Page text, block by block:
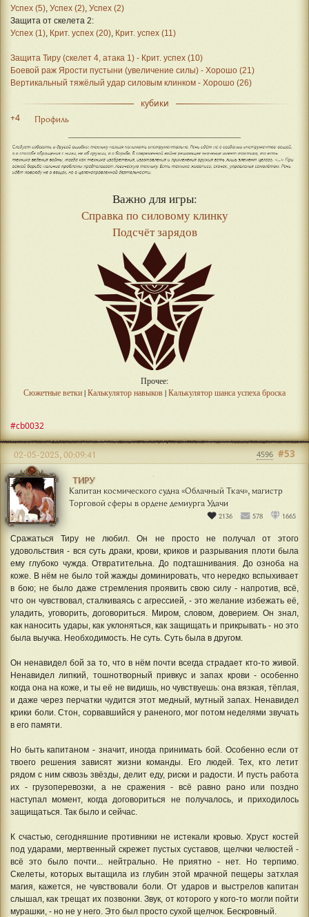
Успех (5), Успех (2), Успех (2)
Защита от скелета 2:
Успех (1), Крит. успех (20), Крит. успех (11)
Защита Тиру (скелет 4, атака 1) - Крит. успех (10)
Боевой раж Ярости пустыни (увеличение силы) - Хорошо (21)
Вертикальный тяжёлый удар силовым клинком - Хорошо (26)
кубики
+4
Профиль
Важно для игры:
Справка по силовому клинку
Подсчёт зарядов
Прочее:
Сюжетные ветки|Калькулятор навыков|Калькулятор шанса успеха броска
#cb0032
ТИРУ
Капитан космического судна «Облачный Ткач», магистр
Торговой сферы в ордене демиурга Удачи
2136 578 1665
#53
02-05-2025, 00:09:41 4596
Сражаться Тиру не любил. Он не просто не получал от этого
удовольствия - вся суть драки, крови, криков и разрывания плоти была
ему глубоко чужда. Отвратительна. До подташнивания. До озноба на
коже. В нём не было той жажды доминировать, что нередко вспыхивает
в бою; не было даже стремления проявить свою силу - напротив, всё,
что он чувствовал, сталкиваясь с агрессией, - это желание избежать её,
уладить, уговорить, договориться. Миром, словом, доверием. Он знал,
как наносить удары, как уклоняться, как защищать и прикрывать - но это
была выучка. Необходимость. Не суть. Суть была в другом.
Он ненавидел бой за то, что в нём почти всегда страдает кто-то живой.
Ненавидел липкий, тошнотворный привкус и запах крови - особенно
когда она на коже, и ты её не видишь, но чувствуешь: она вязкая, тёплая,
и даже через перчатки чудится этот медный, мутный запах. Ненавидел
крики боли. Стон, сорвавшийся у раненого, мог потом неделями звучать
в его памяти.
Но быть капитаном - значит, иногда принимать бой. Особенно если от
твоего решения зависят жизни команды. Его людей. Тех, кто летит
рядом с ним сквозь звёзды, делит еду, риски и радости. И пусть работа
их - грузоперевозки, а не сражения - всё равно рано или поздно
наступал момент, когда договориться не получалось, и приходилось
защищаться. Так было и сейчас.
К счастью, сегодняшние противники не истекали кровью. Хруст костей
под ударами, мертвенный скрежет пустых суставов, щелчки челюстей -
всё это было почти... нейтрально. Не приятно - нет. Но терпимо.
Скелеты, которых вытащила из глубин этой мрачной пещеры затхлая
магия, кажется, не чувствовали боли. От ударов и выстрелов капитан
слышал, как трещат их позвонки. Звук, от которого у кого-то могли пойти
мурашки, - но не у него. Это был просто сухой щелчок. Бескровный.